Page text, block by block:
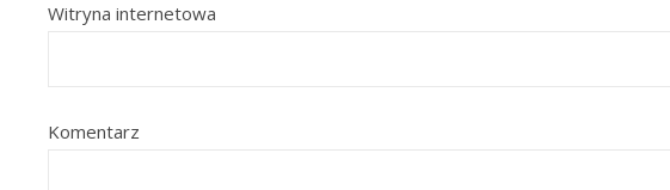
Witryna internetowa
Komentarz